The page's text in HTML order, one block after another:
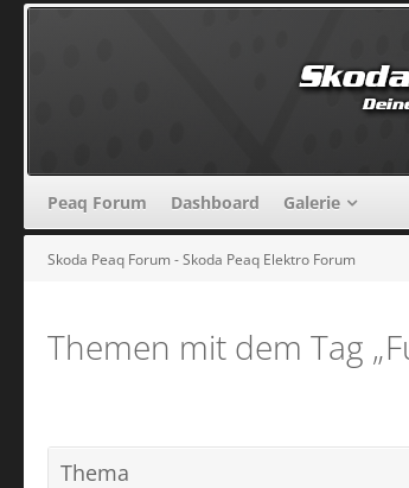
Peaq Forum Dashboard Galerie
Skoda Peaq Forum - Skoda Peaq Elektro Forum
Themen mit dem Tag
Thema